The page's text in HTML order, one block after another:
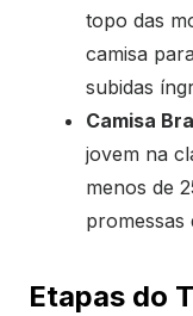
topo das
camisa
subidas
Camisa
jovem na
menos de
promessas
Etapas do